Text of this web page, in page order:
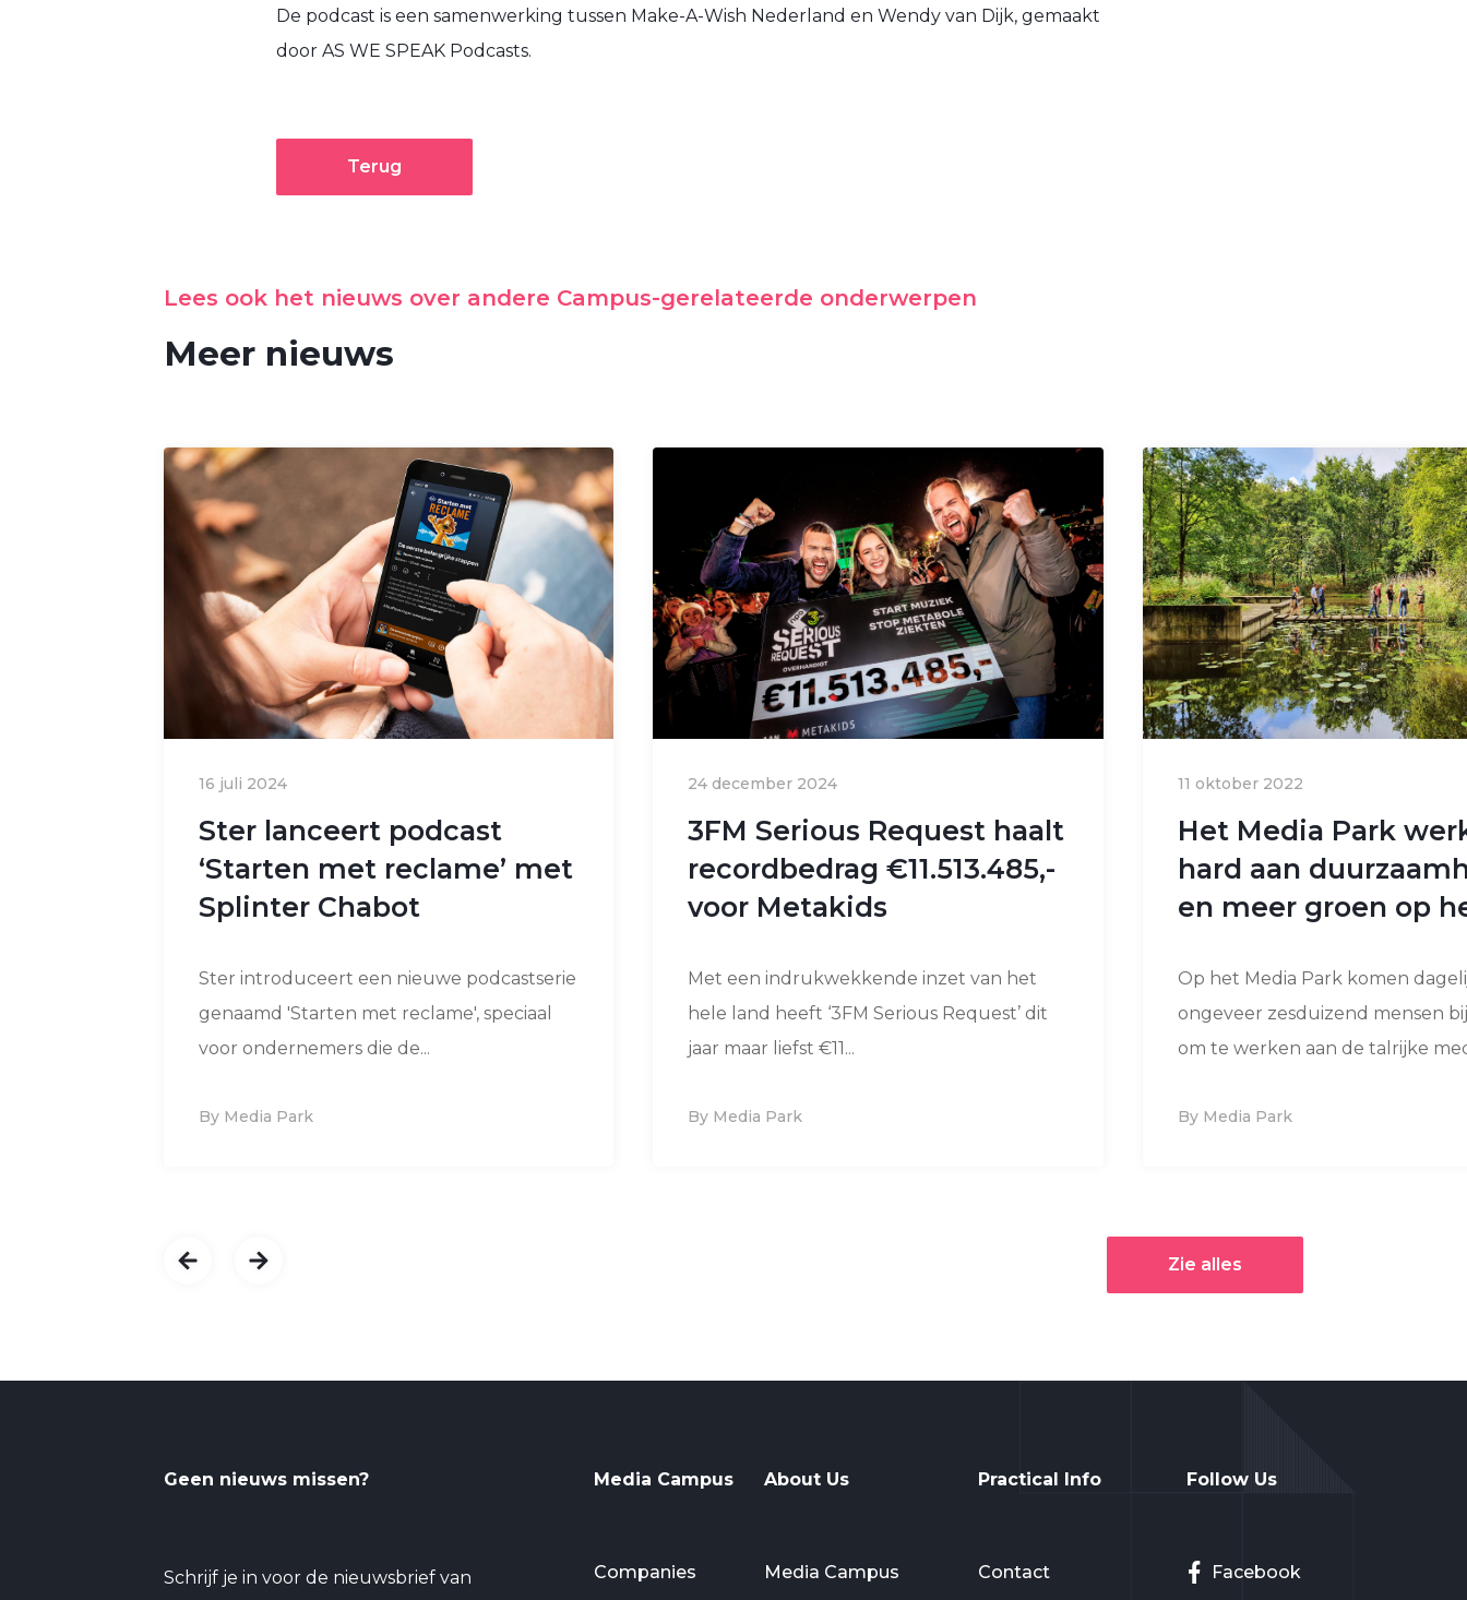
De podcast is een samenwerking tussen Make-A-Wish Nederland en Wendy van Dijk, gemaakt
door AS WE SPEAK Podcasts.
Terug
Lees ook het nieuws over andere Campus-gerelateerde onderwerpen
Meer nieuws
16 juli 2024
Ster lanceert podcast
‘Starten met reclame’ met
Splinter Chabot
Ster introduceert een nieuwe podcastserie
genaamd 'Starten met reclame', speciaal
voor ondernemers die de...
By Media Park
24 december 2024
3FM Serious Request haalt
recordbedrag €11.513.485,-
voor Metakids
Met een indrukwekkende inzet van het
hele land heeft ‘3FM Serious Request’ dit
jaar maar liefst €11...
By Media Park
11 oktober 2022
Het Media Park
hard aan
en meer groen op
Op het Media Park komen
ongeveer zesduizend mensen
om te werken aan de talrijke
By Media Park
Zie alles
Geen nieuws missen?
Schrijf je in voor de nieuwsbrief van
Media Campus
Companies
About Us
Media Campus
Practical Info
Contact
Follow Us
Facebook